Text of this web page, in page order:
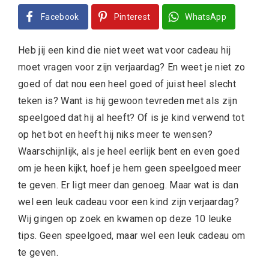
Facebook Pinterest WhatsApp
Heb jij een kind die niet weet wat voor cadeau hij
moet vragen voor zijn verjaardag? En weet je niet zo
goed of dat nou een heel goed of juist heel slecht
teken is? Want is hij gewoon tevreden met als zijn
speelgoed dat hij al heeft? Of is je kind verwend tot
op het bot en heeft hij niks meer te wensen?
Waarschijnlijk, als je heel eerlijk bent en even goed
om je heen kijkt, hoef je hem geen speelgoed meer
te geven. Er ligt meer dan genoeg. Maar wat is dan
wel een leuk cadeau voor een kind zijn verjaardag?
Wij gingen op zoek en kwamen op deze 10 leuke
tips. Geen speelgoed, maar wel een leuk cadeau om
te geven.